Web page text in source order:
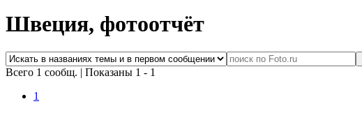
Швеция, фотоотчёт
Всего 1 сообщ. | Показаны 1 - 1
1